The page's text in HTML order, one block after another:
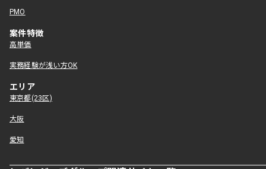
PMO
案件特徴
高単価
実務経験が浅い方OK
エリア
東京都(23区)
大阪
愛知